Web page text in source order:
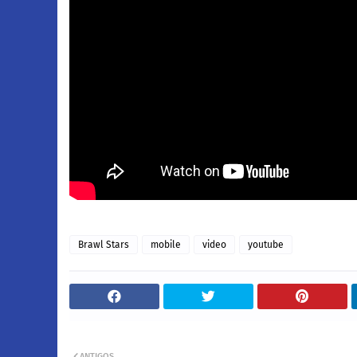
Brawl Stars mobile video youtube